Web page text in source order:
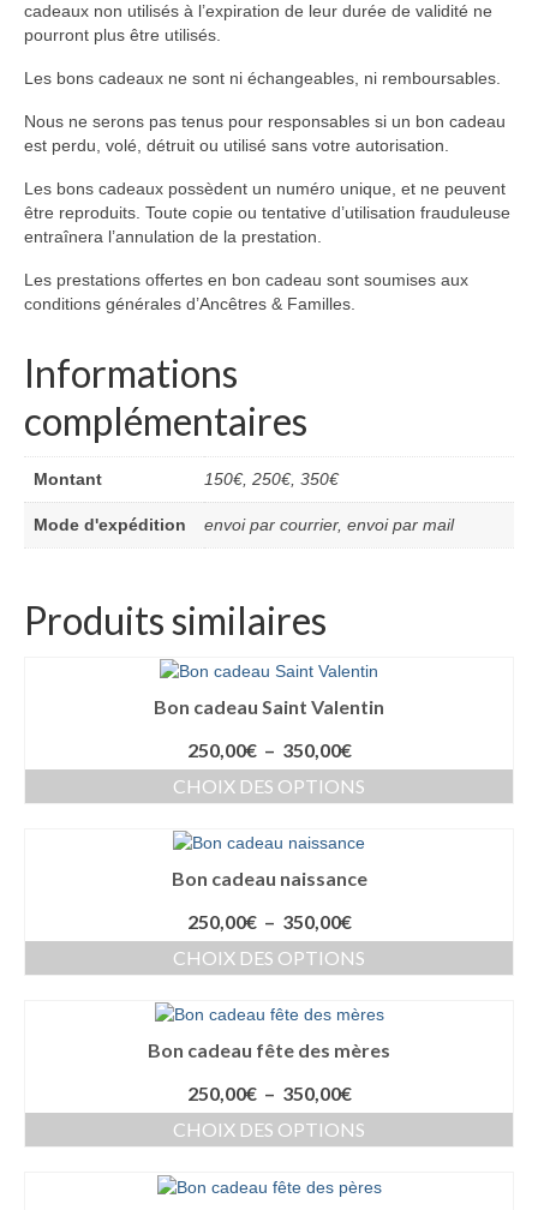
cadeaux non utilisés à l’expiration de leur durée de validité ne
pourront plus être utilisés.
Les bons cadeaux ne sont ni échangeables, ni remboursables.
Nous ne serons pas tenus pour responsables si un bon cadeau
est perdu, volé, détruit ou utilisé sans votre autorisation.
Les bons cadeaux possèdent un numéro unique, et ne peuvent
être reproduits. Toute copie ou tentative d’utilisation frauduleuse
entraînera l’annulation de la prestation.
Les prestations offertes en bon cadeau sont soumises aux
conditions générales d’Ancêtres & Familles.
Informations
complémentaires
Montant 150€, 250€, 350€
Mode d'expédition envoi par courrier, envoi par mail
Produits similaires
Bon cadeau Saint Valentin
250,00€ – 350,00€Plage
de
prix :
à
CHOIX DES OPTIONS
produit
plusieurs
Les
options
être
sur
page
du
produit
Bon cadeau naissance
250,00€ – 350,00€Plage
de
prix :
à
350,00€
CHOIX DES OPTIONS
produit
plusieurs
Les
options
être
Bon cadeau fête des mères
250,00€ – 350,00€Plage
de
prix :
à
CHOIX DES OPTIONS
produit